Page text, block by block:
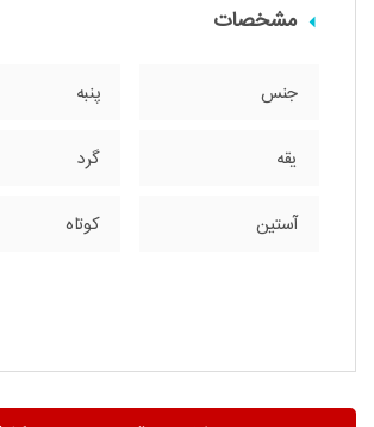
مشخصات
جنس پنبه
یقه گرد
آستین کوتاه